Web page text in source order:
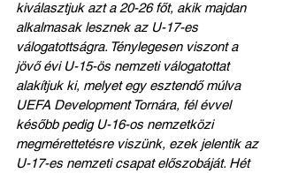
kiválasztjuk azt a 20-26 főt, akik majdan
alkalmasak lesznek az U-17-es
válogatottságra. Ténylegesen viszont a
jövő évi U-15-ös nemzeti válogatottat
alakítjuk ki, melyet egy esztendő múlva
UEFA Development Tornára, fél évvel
később pedig U-16-os nemzetközi
megmérettetésre viszünk, ezek jelentik az
U-17-es nemzeti csapat előszobáját. Hét